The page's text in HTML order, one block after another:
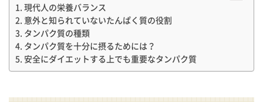
現代人の栄養バランス
意外と知られていないたんぱく質の役割
タンパク質の種類
タンパク質を十分に摂るためには？
安全にダイエットする上でも重要なタンパク質